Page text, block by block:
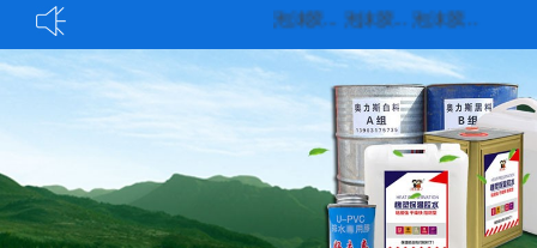
泡沫胶... 泡沫胶... 泡沫胶...